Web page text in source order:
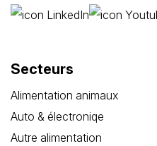
Secteurs
Alimentation animaux
Auto & électroniqe
Autre alimentation